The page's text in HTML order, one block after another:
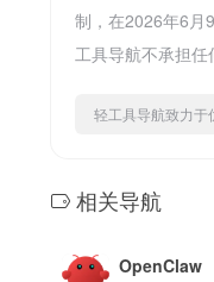
制，在2026年6月
工具导航不承担任
轻工具导航致力于
相关导航
OpenClaw